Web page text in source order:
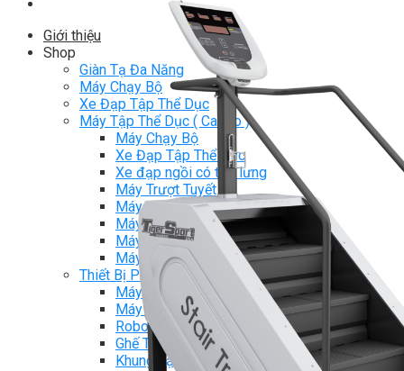
Giới thiệu
Shop
Giàn Tạ Đa Năng
Máy Chạy Bộ
Xe Đạp Tập Thể Dục
Máy Tập Thể Dục ( Cardio )
Máy Chạy Bộ
Xe Đạp Tập Thể Dục
Xe đạp ngồi có tựa lưng
Máy Trượt Tuyết
Máy Chèo Thuyền
Máy Leo Cầu Thang
Máy Rung Bụng
Máy tập phục hồi chức năng
Thiết Bị Phòng Gym chuyên dụng
Máy Khối Tập Với Cáp
Máy khối đa năng
Robot
Ghế Tập Đa Năng
Khung Tập Tạ Rời